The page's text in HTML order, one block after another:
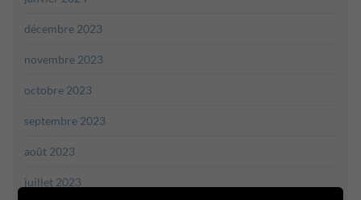
décembre 2023
novembre 2023
octobre 2023
septembre 2023
août 2023
juillet 2023